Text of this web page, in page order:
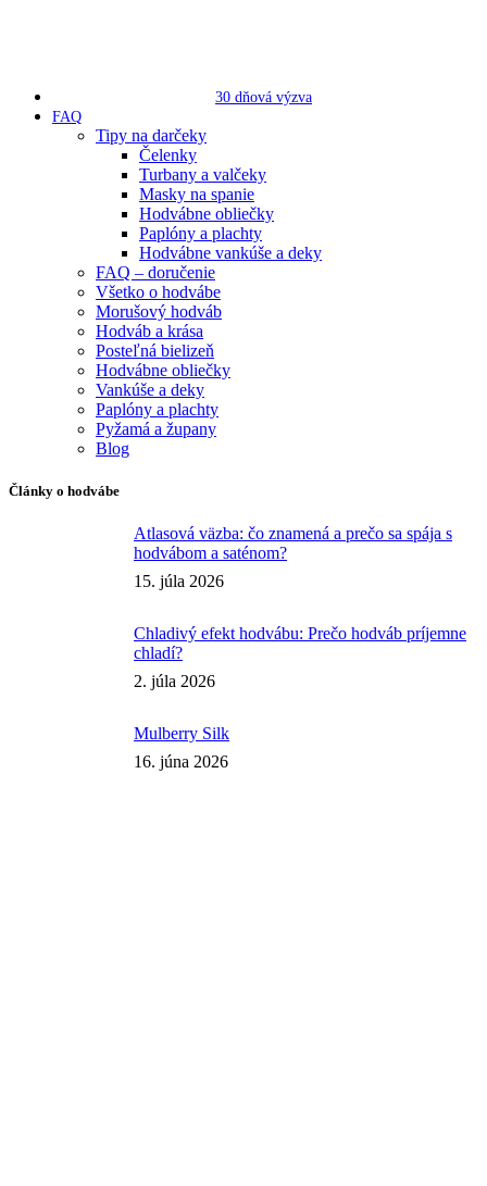
30 dňová výzva
FAQ
Tipy na darčeky
Čelenky
Turbany a valčeky
Masky na spanie
Hodvábne obliečky
Paplóny a plachty
Hodvábne vankúše a deky
FAQ – doručenie
Všetko o hodvábe
Morušový hodváb
Hodváb a krása
Posteľná bielizeň
Hodvábne obliečky
Vankúše a deky
Paplóny a plachty
Pyžamá a župany
Blog
Články o hodvábe
Atlasová väzba: čo znamená a prečo sa spája s
hodvábom a saténom?
15. júla 2026
Chladivý efekt hodvábu: Prečo hodváb príjemne
chladí?
2. júla 2026
Mulberry Silk
16. júna 2026